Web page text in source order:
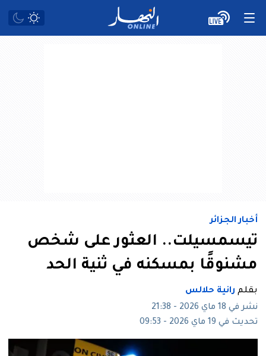
أخبار الجزائر
تيسمسيلت.. العثور على شخص
مشنوقًا بمسكنه في ثنية الحد
بقلم رانية حلالس
نشر في 18 ماي 2026 - 21:38
تحديث في 19 ماي 2026 - 09:53